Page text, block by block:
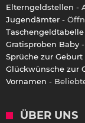
Elterngeldstellen -
Jugendämter -
Taschengeldtabelle
Gratisproben Baby
Sprüche zur Geburt
Glückwünsche zur
Vornamen -
ÜBER UNS